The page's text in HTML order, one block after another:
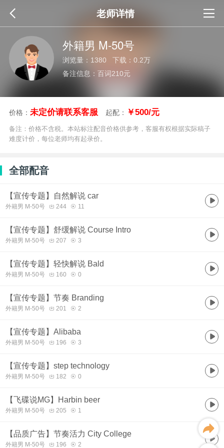
老师详情
外籍男 M-50号
浏览量：1380 下载：0.2万
备注信息：百词210元
价格： 未定价请联系客服 起配： ￥500/元
备注：价格不含税。本站标注配音价格供参考，客服有权根据实际稿子
难度计价，每位老师均有起录价。
全部配音
【宣传专题】自然解说 car
外籍男 M-50号 244 11
【宣传专题】舒缓解说 Course Intro
外籍男 M-50号 207 3
【宣传专题】轻快解说 Bald
外籍男 M-50号 160 0
【宣传专题】节奏 Branding
外籍男 M-50号 201 2
【宣传专题】Alibaba
外籍男 M-50号 196 3
【宣传专题】step technology
外籍男 M-50号 182 0
【飞碟说MG】Harbin beer
外籍男 M-50号 205 1
【品质广告】节奏活力 City College
外籍男 M-50号 196 2